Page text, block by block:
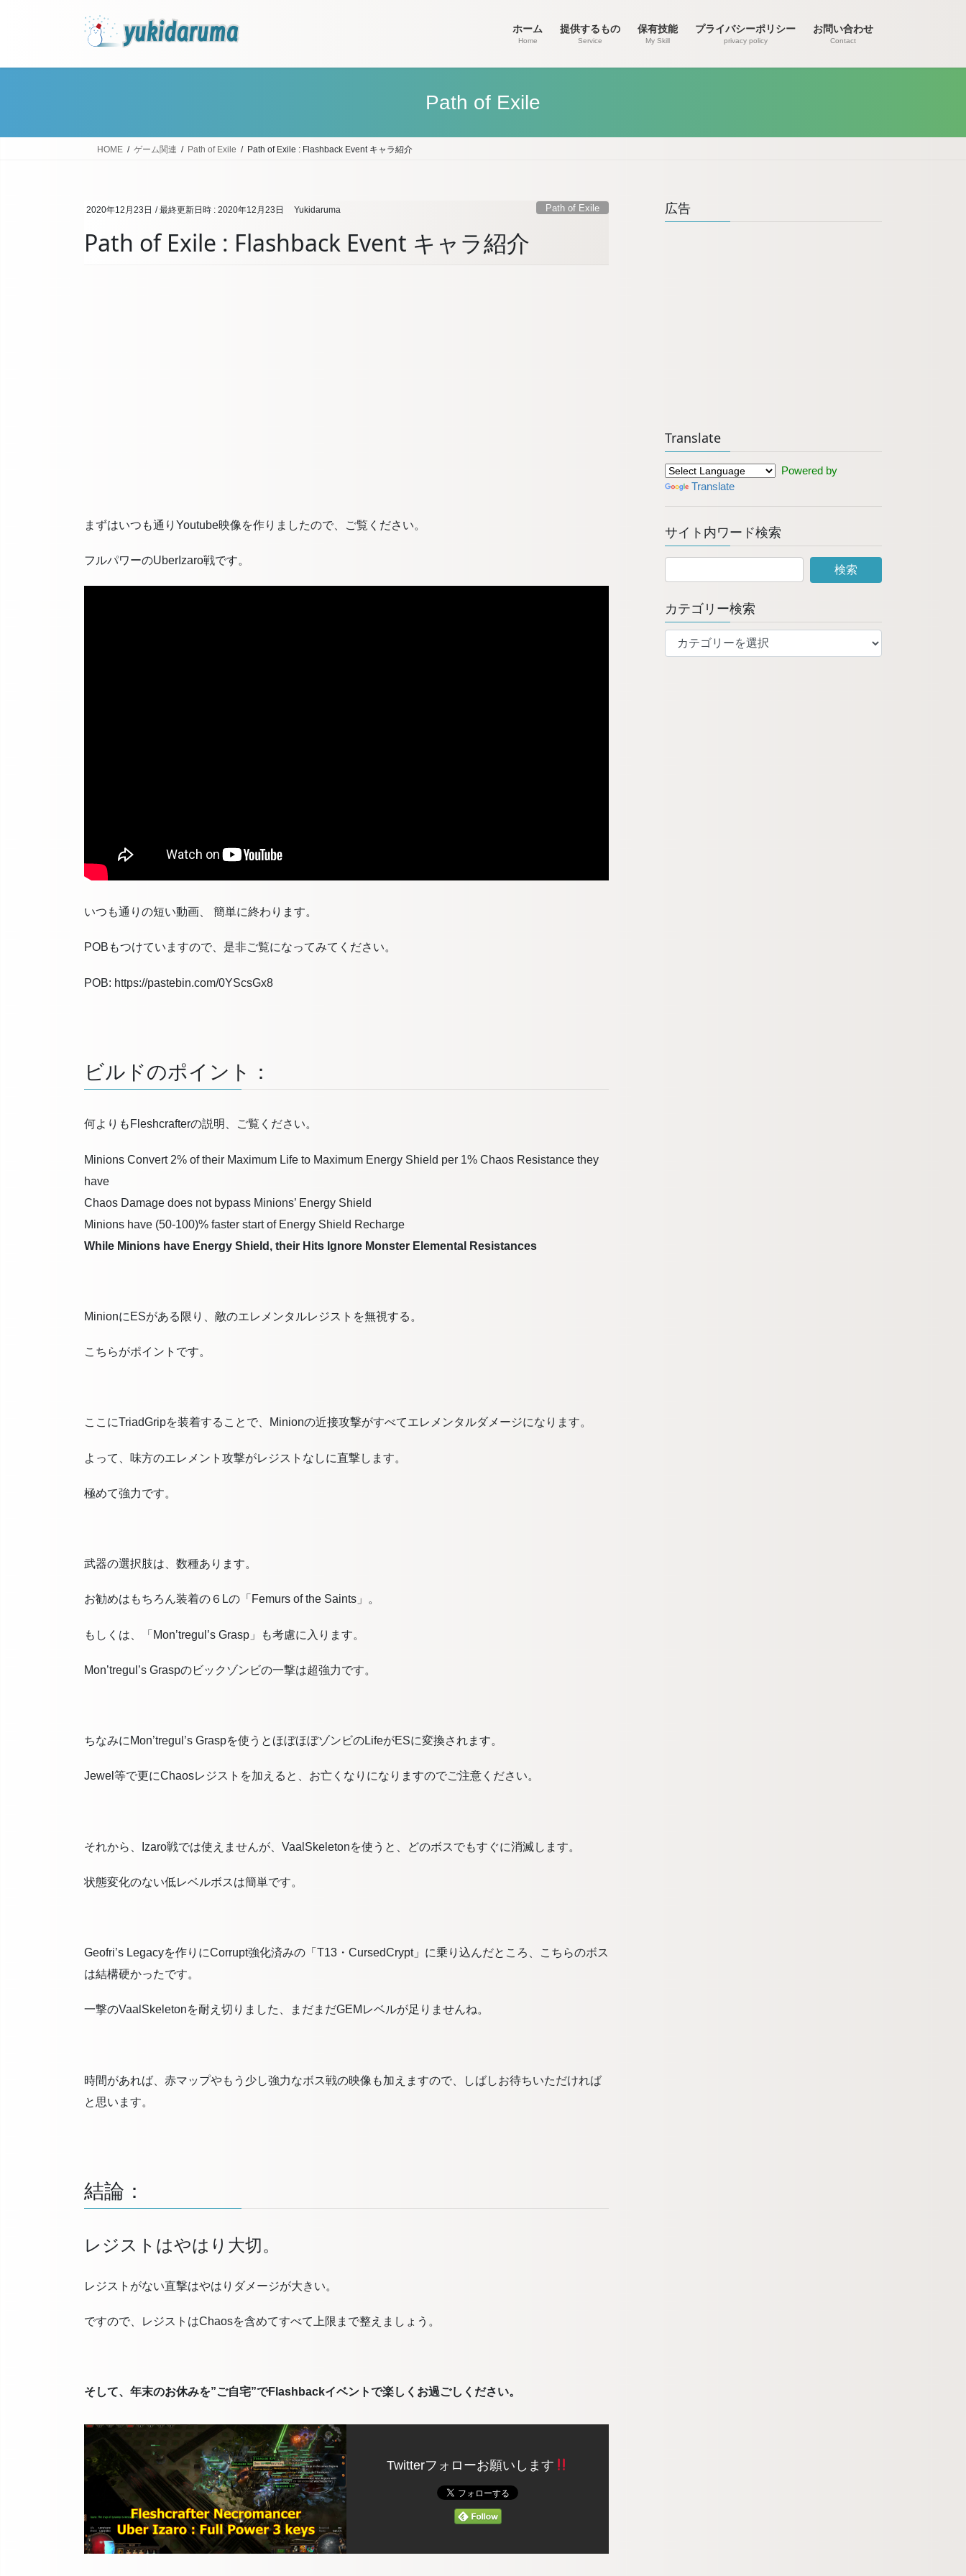
ホーム
Home
提供するもの
Service
保有技能
My Skill
プライバシーポリシー
privacy policy
お問い合わせ
Contact
Path of Exile
HOME ゲーム関連 Path of Exile Path of Exile : Flashback Event キャラ紹介
2020年12月23日 / 最終更新日時 : 2020年12月23日 Yukidaruma Path of Exile
Path of Exile : Flashback Event キャラ紹介
まずはいつも通りYoutube映像を作りましたので、ご覧ください。
フルパワーのUberIzaro戦です。
いつも通りの短い動画、 簡単に終わります。
POBもつけていますので、是非ご覧になってみてください。
POB: https://pastebin.com/0YScsGx8
ビルドのポイント：
何よりもFleshcrafterの説明、ご覧ください。
Minions Convert 2% of their Maximum Life to Maximum Energy Shield per 1% Chaos Resistance they
have
Chaos Damage does not bypass Minions’ Energy Shield
Minions have (50-100)% faster start of Energy Shield Recharge
While Minions have Energy Shield, their Hits Ignore Monster Elemental Resistances
MinionにESがある限り、敵のエレメンタルレジストを無視する。
こちらがポイントです。
ここにTriadGripを装着することで、Minionの近接攻撃がすべてエレメンタルダメージになります。
よって、味方のエレメント攻撃がレジストなしに直撃します。
極めて強力です。
武器の選択肢は、数種あります。
お勧めはもちろん装着の６Lの「Femurs of the Saints」。
もしくは、「Mon’tregul’s Grasp」も考慮に入ります。
Mon’tregul’s Graspのビックゾンビの一撃は超強力です。
ちなみにMon’tregul’s Graspを使うとほぼほぼゾンビのLifeがESに変換されます。
Jewel等で更にChaosレジストを加えると、お亡くなりになりますのでご注意ください。
それから、Izaro戦では使えませんが、VaalSkeletonを使うと、どのボスでもすぐに消滅します。
状態変化のない低レベルボスは簡単です。
Geofri’s Legacyを作りにCorrupt強化済みの「T13・CursedCrypt」に乗り込んだところ、こちらのボス
は結構硬かったです。
一撃のVaalSkeletonを耐え切りました、まだまだGEMレベルが足りませんね。
時間があれば、赤マップやもう少し強力なボス戦の映像も加えますので、しばしお待ちいただければ
と思います。
結論：
レジストはやはり大切。
レジストがない直撃はやはりダメージが大きい。
ですので、レジストはChaosを含めてすべて上限まで整えましょう。
そして、年末のお休みを”ご自宅”でFlashbackイベントで楽しくお過ごしください。
Twitterフォローお願いします
広告
Translate
Powered by
Translate
サイト内ワード検索
カテゴリー検索
テ